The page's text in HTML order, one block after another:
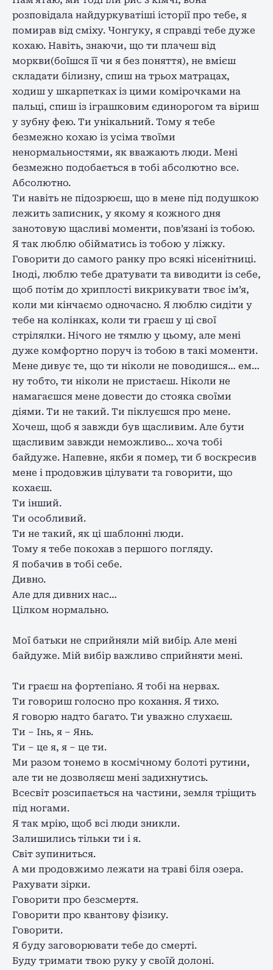
розповідала найдуркуватіші історії про тебе, я
помирав від сміху. Чонгуку, я справді тебе дуже
кохаю. Навіть, знаючи, що ти плачеш від
моркви(боїшся її чи я без поняття), не вмієш
складати білизну, спиш на трьох матрацах,
ходиш у шкарпетках із цими комірочками на
пальці, спиш із іграшковим єдинорогом та віриш
у зубну фею. Ти унікальний. Тому я тебе
безмежно кохаю із усіма твоїми
ненормальностями, як вважають люди. Мені
безмежно подобається в тобі абсолютно все.
Абсолютно.
Ти навіть не підозрюєш, що в мене під подушкою
лежить записник, у якому я кожного дня
занотовую щасливі моменти, пов’язані із тобою.
Я так люблю обійматись із тобою у ліжку.
Говорити до самого ранку про всякі нісенітниці.
Іноді, люблю тебе дратувати та виводити із себе,
щоб потім до хриплості викрикувати твоє ім’я,
коли ми кінчаємо одночасно. Я люблю сидіти у
тебе на колінках, коли ти граєш у ці свої
стрілялки. Нічого не тямлю у цьому, але мені
дуже комфортно поруч із тобою в такі моменти.
Мене дивує те, що ти ніколи не поводишся… ем…
ну тобто, ти ніколи не пристаєш. Ніколи не
намагаєшся мене довести до стояка своїми
діями. Ти не такий. Ти піклуєшся про мене.
Хочеш, щоб я завжди був щасливим. Але бути
щасливим завжди неможливо… хоча тобі
байдуже. Напевне, якби я помер, ти б воскресив
мене і продовжив цілувати та говорити, що
кохаєш.
Ти інший.
Ти особливий.
Ти не такий, як ці шаблонні люди.
Тому я тебе покохав з першого погляду.
Я побачив в тобі себе.
Дивно.
Але для дивних нас…
Цілком нормально.
Мої батьки не сприйняли мій вибір. Але мені
байдуже. Мій вибір важливо сприйняти мені.
Ти граєш на фортепіано. Я тобі на нервах.
Ти говориш голосно про кохання. Я тихо.
Я говорю надто багато. Ти уважно слухаєш.
Ти – Інь, я – Янь.
Ти – це я, я – це ти.
Ми разом тонемо в космічному болоті рутини,
але ти не дозволяєш мені задихнутись.
Всесвіт розсипається на частини, земля тріщить
під ногами.
Я так мрію, щоб всі люди зникли.
Залишились тільки ти і я.
Світ зупиниться.
А ми продовжимо лежати на траві біля озера.
Рахувати зірки.
Говорити про безсмертя.
Говорити про квантову фізику.
Говорити.
Я буду заговорювати тебе до смерті.
Буду тримати твою руку у своїй долоні.